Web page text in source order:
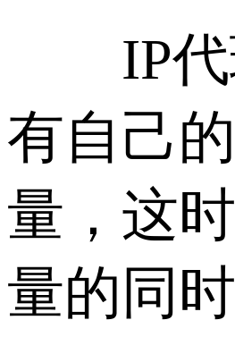
IP代理
有自己
量，这
量的同